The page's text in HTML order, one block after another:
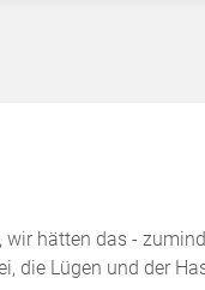
hätten das -
die Lügen und der